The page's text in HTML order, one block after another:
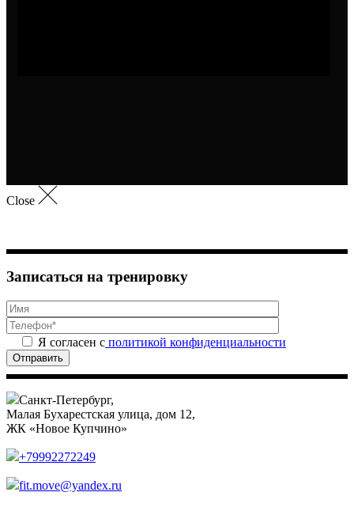
Close
Записаться на тренировку
Я согласен с политикой конфиденциальности
Отправить
Санкт-Петербург,
Малая Бухарестская улица, дом 12,
ЖК «Новое Купчино»
+79992272249
fit.move@yandex.ru